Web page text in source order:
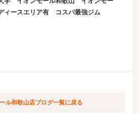
ースエリア有 コスパ最強ジム
ル和歌山店ブログ一覧に戻る